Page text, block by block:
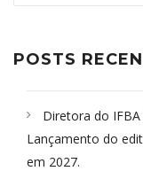
POSTS
Diretora do
Lançamento do
em 2027.